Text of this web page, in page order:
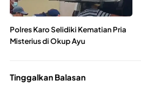
Polres Karo Selidiki Kematian Pria
Misterius di Okup Ayu
Tinggalkan Balasan